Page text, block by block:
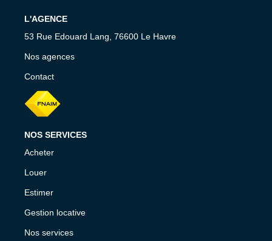
L'AGENCE
53 Rue Edouard Lang, 76600 Le Havre
Nos agences
Contact
NOS SERVICES
Acheter
Louer
Estimer
Gestion locative
Nos services